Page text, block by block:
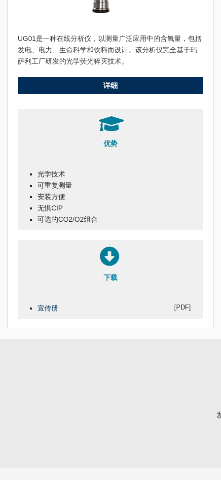
UG01是一种在线分析仪，以测量广泛应用中的含氧量，包括
发电、电力、生命科学和饮料而设计。该分析仪完全基于玛
萨利工厂研发的光学荧光猝灭技术。
详细
优势
光学技术
可重复测量
安装方便
无惧CIP
可选的CO2/O2组合
下载
宣传册 [PDF]